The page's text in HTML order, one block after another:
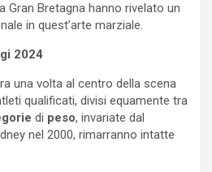
Gran Bretagna hanno rivelato un
in quest’arte marziale.
2024
una volta al centro della scena
qualificati, divisi equamente tra
di peso, invariate dal
nel 2000, rimarranno intatte